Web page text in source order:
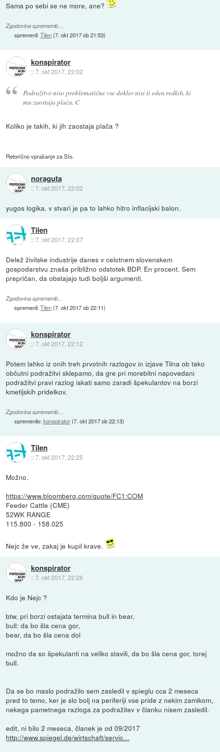
Sama po sebi se ne more, ane?
Zgodovina sprememb…
spremenil:Tilen(7. okt 2017 ob 21:53)
konspirator
::7. okt 2017, 22:02
Podražitve niso problematične vse dokler nisi ti eden redkih, ki
mu zaostaja plača. C
Koliko je takih, ki jih zaostaja plača ?
Retorično vprašanje za Slo.
noraguta
::7. okt 2017, 22:02
yugos logika. v stvari je pa to lahko hitro inflacijski balon.
Tilen
::7. okt 2017, 22:07
Delež živilske industrije danes v celotnem slovenskem
gospodarstvu znaša približno odstotek BDP. En procent. Sem
prepričan, da obstajajo tudi boljši argumenti.
Zgodovina sprememb…
spremenil:Tilen(7. okt 2017 ob 22:11)
konspirator
::7. okt 2017, 22:12
Potem lahko iz onih treh prvotnih razlogov in izjave Tilna ob tako
občutni podražitvi sklepamo, da gre pri morebitni napovedani
podražitvi pravi razlog iskati samo zaradi špekulantov na borzi
kmetijskih pridelkov.
Zgodovina sprememb…
spremenilo:konspirator(7. okt 2017 ob 22:13)
Tilen
::7. okt 2017, 22:25
Možno.
https://www.bloomberg.com/quote/FC1:COM
Feeder Cattle (CME)
52WK RANGE
115.800 - 158.025
Nejc že ve, zakaj je kupil krave.
konspirator
::7. okt 2017, 22:26
Kdo je Nejc ?
btw, pri borzi ostajata termina bull in bear,
bull: da bo šla cena gor,
bear, da bo šla cena dol
možno da so špekulanti na veliko stavili, da bo šla cena gor, torej
bull.
Da se bo maslo podražilo sem zasledil v spieglu cca 2 meseca
pred to temo, ker je slo bolj na periferiji vse pride z nekim zamikom,
nekega pametnega razloga za podražitev v članku nisem zasledil.
edit, ni bilo 2 meseca, članek je od 09/2017
http://www.spiegel.de/wirtschaft/servic...